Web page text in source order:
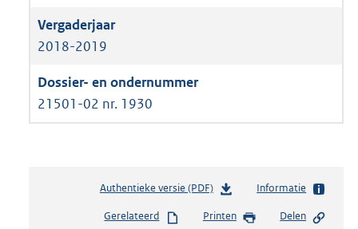
2018-2019
21501-02 nr. 1930
Authentieke versie (PDF)b
s
Informatie
Gerelateerd Printen Delen